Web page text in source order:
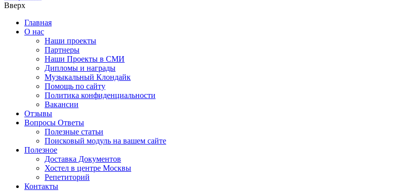
Вверх
Главная
О нас
Наши проекты
Партнеры
Наши Проекты в СМИ
Дипломы и награды
Музыкальный Клондайк
Помощь по сайту
Политика конфиденциальности
Вакансии
Отзывы
Вопросы Ответы
Полезные статьи
Поисковый модуль на вашем сайте
Полезное
Доставка Документов
Хостел в центре Москвы
Репетиторий
Контакты